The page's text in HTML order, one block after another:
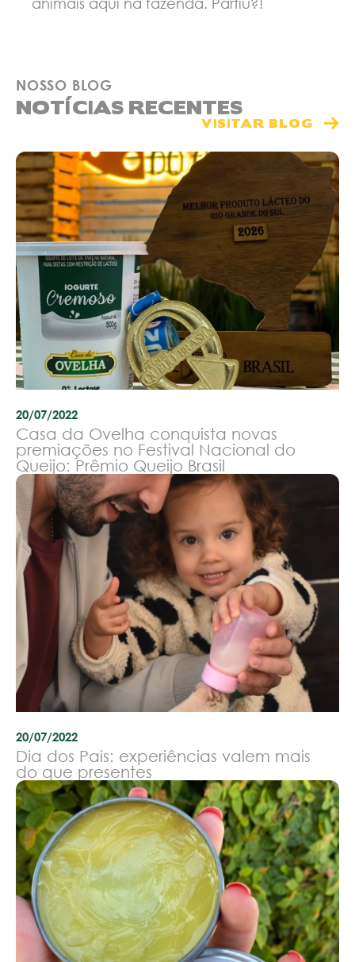
NOSSO BLOG
NOTÍCIAS RECENTES
VISITAR BLOG
20/07/2022
Casa da Ovelha conquista novas
premiações no Festival Nacional do
Queijo: Prêmio Queijo Brasil
20/07/2022
Dia dos Pais: experiências valem mais
do que presentes